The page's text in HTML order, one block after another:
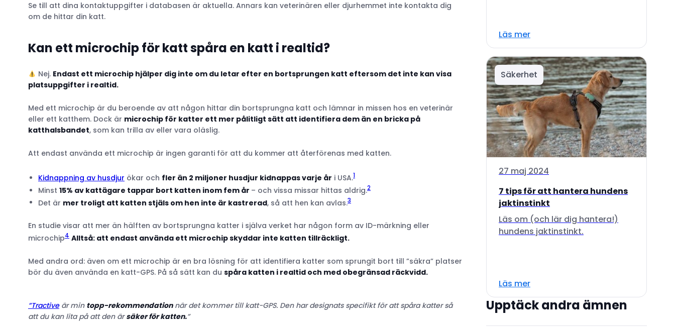
Se till att dina kontaktuppgifter i databasen är aktuella. Annars kan veterinären eller djurhemmet inte kontakta dig
om de hittar din katt.
Kan ett microchip för katt spåra en katt i realtid?
Nej. Endast ett microchip hjälper dig inte om du letar efter en bortsprungen katt eftersom det inte kan visa
platsuppgifter i realtid.
Med ett microchip är du beroende av att någon hittar din bortsprungna katt och lämnar in missen hos en veterinär
eller ett katthem. Dock är microchip för katter ett mer pålitligt sätt att identifiera dem än en bricka på
katthalsbandet, som kan trilla av eller vara oläslig.
Att endast använda ett microchip är ingen garanti för att du kommer att återförenas med katten.
Kidnappning av husdjur ökar och fler än 2 miljoner husdjur kidnappas varje år i USA.1
Minst 15% av kattägare tappar bort katten inom fem år – och vissa missar hittas aldrig.2
Det är mer troligt att katten stjäls om hen inte är kastrerad, så att hen kan avlas.3
En studie visar att mer än hälften av bortsprungna katter i själva verket har någon form av ID-märkning eller
microchip4 Alltså: att endast använda ett microchip skyddar inte katten tillräckligt.
Med andra ord: även om ett microchip är en bra lösning för att identifiera katter som sprungit bort till ”säkra” platser
bör du även använda en katt-GPS. På så sätt kan du spåra katten i realtid och med obegränsad räckvidd.
”Tractiveär min topp-rekommendationnär det kommer till katt-GPS. Den har designats specifikt för att spåra katter så
att du kan lita på att den ärsäker för katten.”
Läs mer
Säkerhet
27 maj 2024
7 tips för att hantera hundens
jaktinstinkt
Läs om (och lär dig hantera!)
hundens jaktinstinkt.
Läs mer
Upptäck andra ämnen